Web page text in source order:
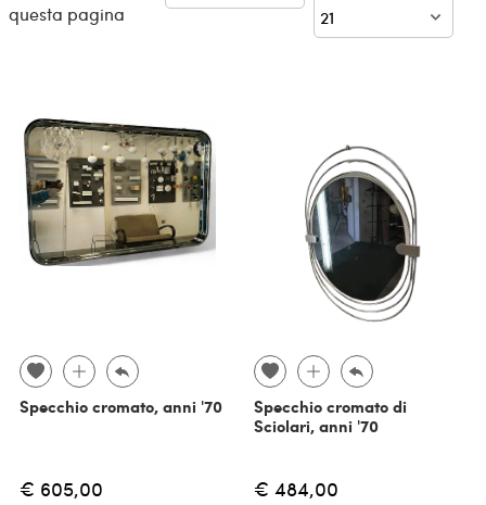
questa pagina
Specchio cromato, anni '70
€ 605,00
Specchio cromato di
Sciolari, anni '70
€ 484,00